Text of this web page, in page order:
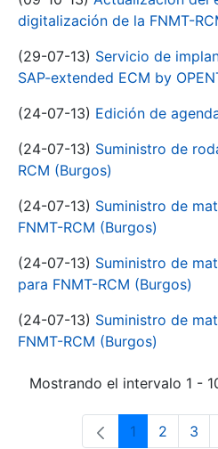
digitalización de la FNMT-
(29-07-13) Servicio de
SAP-extended ECM by
(24-07-13) Edición de
(24-07-13) Suministro de
RCM (Burgos)
(24-07-13) Suministro de
FNMT-RCM (Burgos)
(24-07-13) Suministro de
para FNMT-RCM (Burgos)
(24-07-13) Suministro de
FNMT-RCM (Burgos)
Mostrando el intervalo 1 -
Página
1 Página
2 3